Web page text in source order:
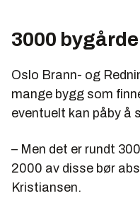
3000
Oslo Brann- og
mange bygg som
eventuelt kan påby å
– Men det er rundt
2000 av disse bør
Kristiansen.